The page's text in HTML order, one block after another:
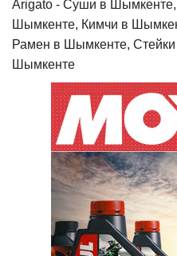
Arigato - Cуши в
Шымкенте, Кимчи в
Рамен в Шымкенте,
Шымкенте